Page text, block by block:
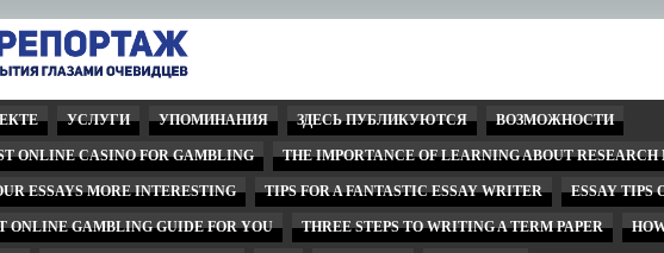
УСЛУГИ УПОМИНАНИЯ ЗДЕСЬ ПУБЛИКУЮТСЯ ВОЗМОЖНОСТИ
ONLINE CASINO FOR GAMBLING THE IMPORTANCE OF LEARNING ABOUT
ESSAYS MORE INTERESTING TIPS FOR A FANTASTIC ESSAY WRITER ESSAY TIPS
ONLINE GAMBLING GUIDE FOR YOU THREE STEPS TO WRITING A TERM PAPER